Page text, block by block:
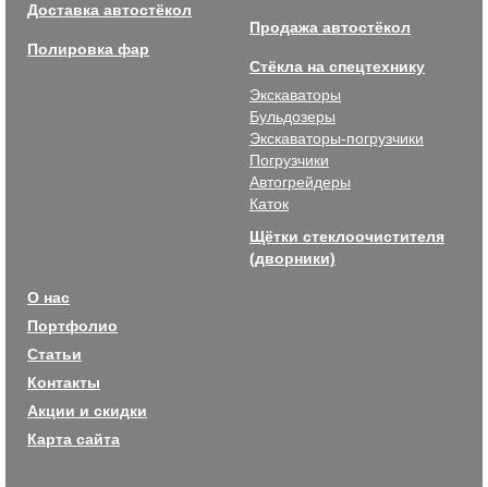
Доставка автостёкол
Полировка фар
Продажа автостёкол
Стёкла на спецтехнику
Экскаваторы
Бульдозеры
Экскаваторы-погрузчики
Погрузчики
Автогрейдеры
Каток
Щётки стеклоочистителя
(дворники)
О нас
Портфолио
Статьи
Контакты
Акции и скидки
Карта сайта